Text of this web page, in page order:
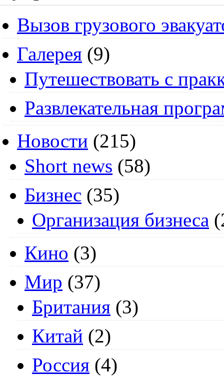
Вызов грузового
Галерея (9)
Путешествовать с
Развлекательная
Новости (215)
Short news (58)
Бизнес (35)
Организация бизнеса
Кино (3)
Мир (37)
Британия (3)
Китай (2)
Россия (4)